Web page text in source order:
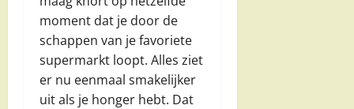
moment dat je door de
schappen van je favoriete
supermarkt loopt. Alles ziet
er nu eenmaal smakelijker
uit als je honger hebt. Dat